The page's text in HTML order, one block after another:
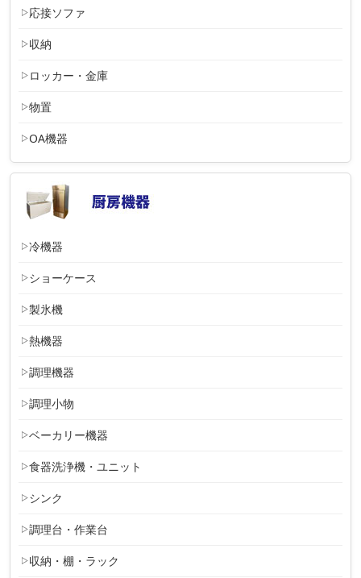
応接ソファ
収納
ロッカー・金庫
物置
OA機器
冷機器
ショーケース
製氷機
熱機器
調理機器
調理小物
ベーカリー機器
食器洗浄機・ユニット
シンク
調理台・作業台
収納・棚・ラック